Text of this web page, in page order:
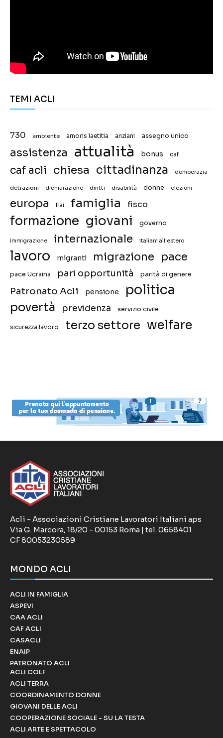
TEMI ACLI
730 ambiente amoris laetitia anziani assegno unico
assistenza attualità bonus caf
caf acli chiesa cittadinanza democrazia
detrazioni dichiarazione diritti disabilità donne elezioni
europa Fai famiglia fisco
formazione giovani governo
immigrazione internazionale italiani all'estero
lavoro migranti migrazione pace
pace Ucraina pari opportunità parità di genere
Patronato Acli pensione politica
povertà previdenza servizio civile
sicurezza lavoro terzo settore welfare
Acli - Associazioni Cristiane Lavoratori Italiani aps
Via G. Marcora, 18/20 - 00153 Roma | tel. 0658401
CF 80053230589
MONDO ACLI
ACLI IN FAMIGLIA
ASPEVI
CAA ACLI
CAF ACLI
CASACLI
ENAIP
PATRONATO ACLI
ACLI COLF
ACLI TERRA
COORDINAMENTO DONNE
GIOVANI DELLE ACLI
COOPERAZIONE SOCIALE - SU LA TESTA
ACLI ARTE E SPETTACOLO